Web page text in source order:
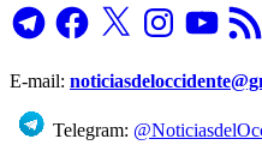
TelegramFacebook
X InstagramYouTube
Feed
RSS
E-mail:
Telegram: